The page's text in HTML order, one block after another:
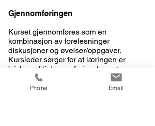
Gjennomføringen
Kurset gjennomføres som en
kombinasjon av forelesninger
diskusjoner og øvelser/oppgaver.
Kursleder sørger for at læringen er
både praktisk og erfaringsbasert.
Du får tilsendt en link rett i forkant av
kurset så du kan logge deg på.
Phone Email